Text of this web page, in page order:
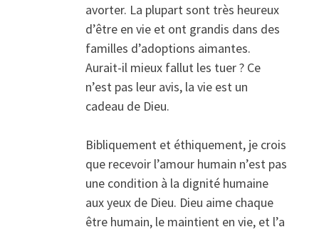
avorter. La plupart sont très heureux
d’être en vie et ont grandis dans des
familles d’adoptions aimantes.
Aurait-il mieux fallut les tuer ? Ce
n’est pas leur avis, la vie est un
cadeau de Dieu.
Bibliquement et éthiquement, je crois
que recevoir l’amour humain n’est pas
une condition à la dignité humaine
aux yeux de Dieu. Dieu aime chaque
être humain, le maintient en vie, et l’a